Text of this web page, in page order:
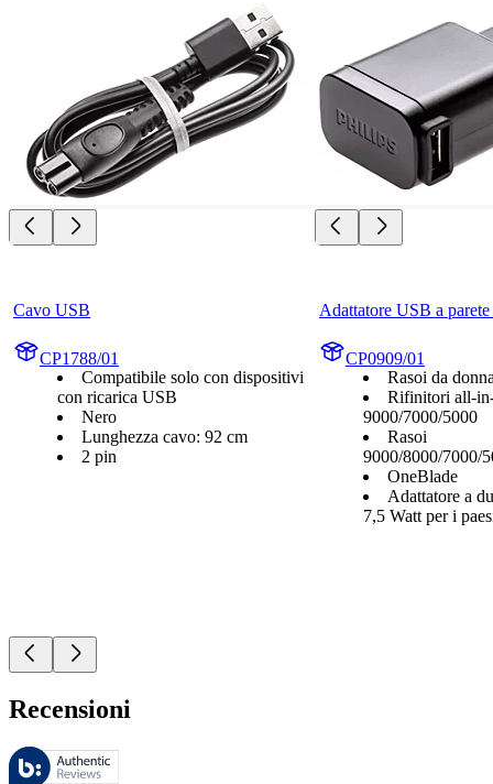
Cavo USB
CP1788/01
Compatibile solo con dispositivi
con ricarica USB
Nero
Lunghezza cavo: 92 cm
2 pin
Adattatore USB a
CP0909/01
Rasoi da
Rifinitori all-
9000/7000/5000
Rasoi
9000/8000/7000/
OneBlade
Adattatore a
7,5 Watt per i
Recensioni
Queste recensioni sono gestite da Bazaarvoice e sono conformi